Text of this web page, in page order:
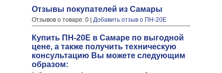
Отзывы покупателей из Самары
Отзывов о товаре: 0 | Добавить отзыв о ПН-20Е
Купить ПН-20Е в Самаре по выгодной
цене, а также получить техническую
консультацию Вы можете следующим
образом: